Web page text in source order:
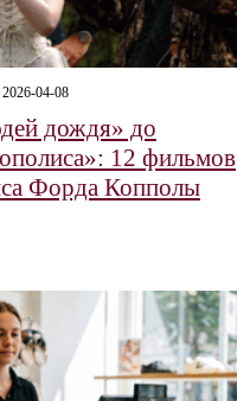
04-08
дождя» до
12 фильмов
Форда Копполы